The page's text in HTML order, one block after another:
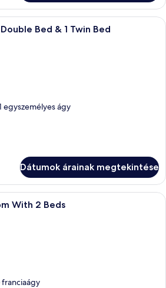
Egy kétágyas szoba, amelyben van
Bed & 1 Twin Bed
egyszemélyes ágy
Dátumok árainak megtekintése
Egy szállodai szoba két ággyal,
With 2 Beds